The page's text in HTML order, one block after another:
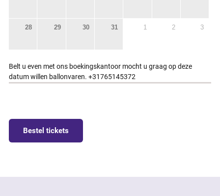
28 29 30 31 1 2 3
Belt u even met ons boekingskantoor mocht u graag op deze
datum willen ballonvaren. +31765145372
Bestel tickets